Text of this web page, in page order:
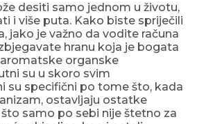
desiti samo jednom u životu,
i više puta. Kako biste spriječili
jako je važno da vodite računa
hranu koja je bogata
organske
su u skoro svim
su specifični po tome što, kada
ostavljaju ostatke
samo po sebi nije štetno za